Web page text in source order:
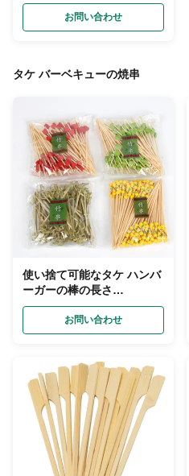
お問い合わせ
タケ バーベキューの焼串
使い捨て可能なタケ ハンバ
ーガーの棒の長さ
9cm/12cm
お問い合わせ